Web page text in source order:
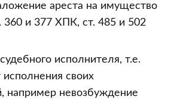
ареста на имущество
360 и 377 ХПК, ст. 485 и 502
исполнителя, т.е.
своих
например невозбуждение